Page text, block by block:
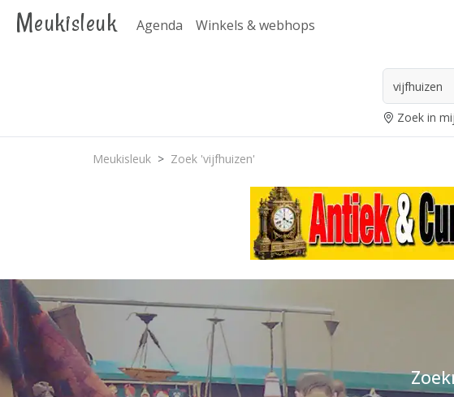
Meukisleuk Agenda Winkels & webhops
Zoek in
Meukisleuk Zoek 'vijfhuizen'